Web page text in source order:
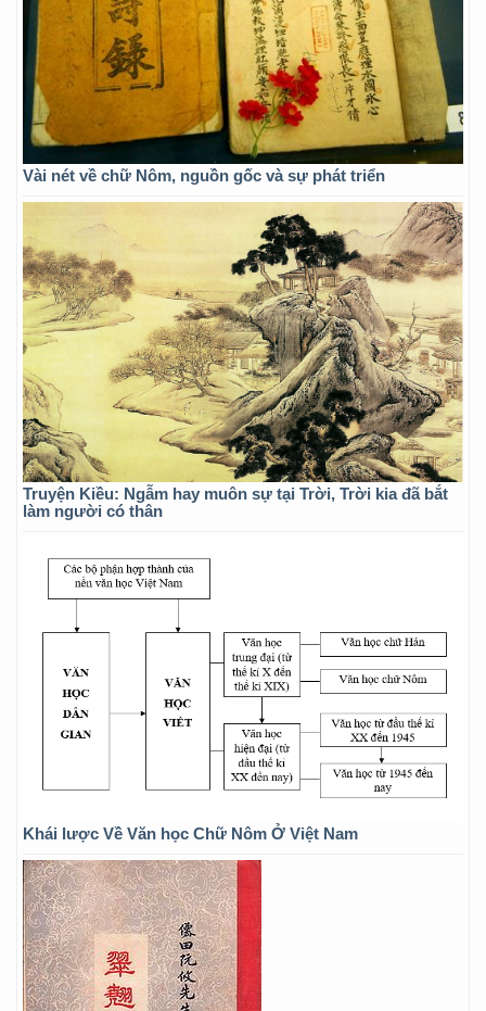
Vài nét về chữ Nôm, nguồn gốc và sự phát triển
Truyện Kiều: Ngẫm hay muôn sự tại Trời, Trời kia đã bắt
làm người có thân
Khái lược Về Văn học Chữ Nôm Ở Việt Nam